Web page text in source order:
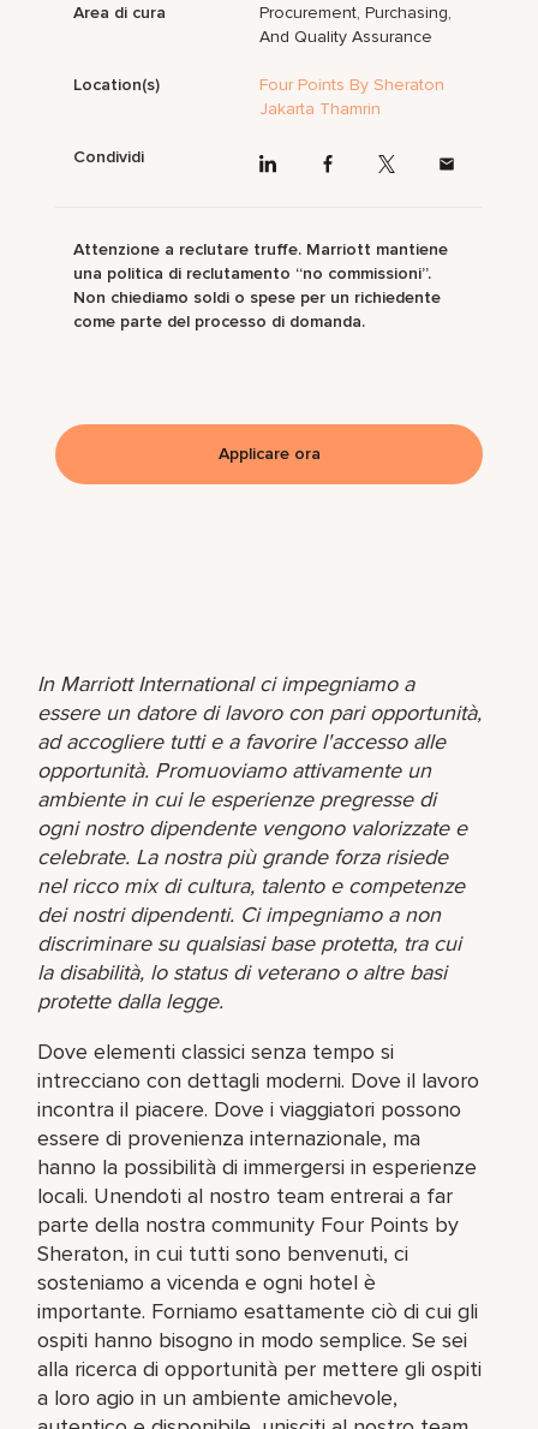
In Marriott International ci impegniamo a
essere un datore di lavoro con pari opportunità,
ad accogliere tutti e a favorire l'accesso alle
opportunità. Promuoviamo attivamente un
ambiente in cui le esperienze pregresse di
ogni nostro dipendente vengono valorizzate e
celebrate. La nostra più grande forza risiede
nel ricco mix di cultura, talento e competenze
dei nostri dipendenti. Ci impegniamo a non
discriminare su qualsiasi base protetta, tra cui
la disabilità, lo status di veterano o altre basi
protette dalla legge.
Dove elementi classici senza tempo si
intrecciano con dettagli moderni. Dove il lavoro
incontra il piacere. Dove i viaggiatori possono
essere di provenienza internazionale, ma
hanno la possibilità di immergersi in esperienze
locali. Unendoti al nostro team entrerai a far
parte della nostra community Four Points by
Sheraton, in cui tutti sono benvenuti, ci
sosteniamo a vicenda e ogni hotel è
importante. Forniamo esattamente ciò di cui gli
ospiti hanno bisogno in modo semplice. Se sei
alla ricerca di opportunità per mettere gli ospiti
a loro agio in un ambiente amichevole,
Area di cura
Procurement, Purchasing,
And Quality Assurance
Location(s)
Four Points By Sheraton
Jakarta Thamrin
Condividi
Attenzione a reclutare truffe. Marriott mantiene
una politica di reclutamento “no commissioni”.
Non chiediamo soldi o spese per un richiedente
come parte del processo di domanda.
Applicare ora